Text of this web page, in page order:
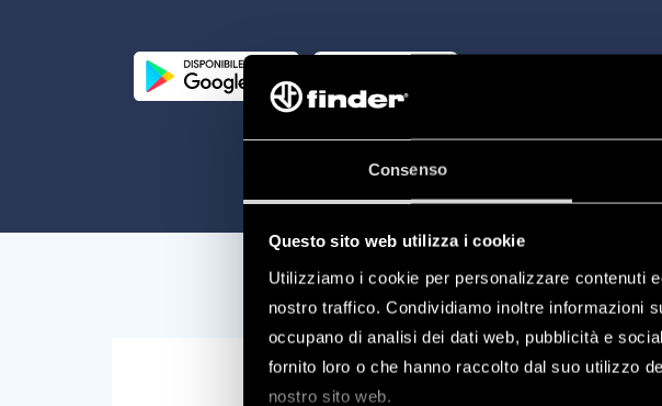
Consenso
Questo sito web utilizza i cookie
Utilizziamo i cookie per personalizzare contenuti
nostro traffico. Condividiamo inoltre informazioni
occupano di analisi dei dati web, pubblicità e
fornito loro o che hanno raccolto dal suo utilizzo
nostro sito web.